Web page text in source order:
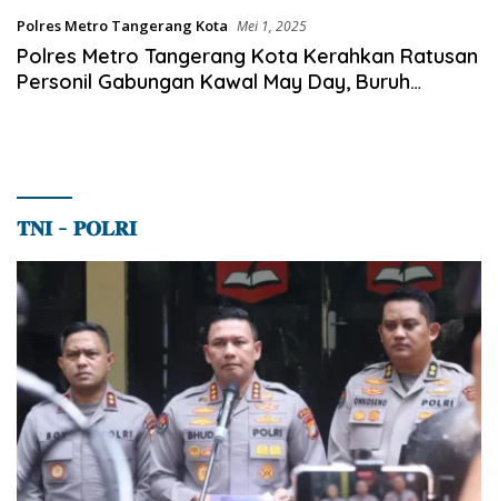
Polres Metro Tangerang Kota Mei 1, 2025
Polres Metro Tangerang Kota Kerahkan Ratusan
Personil Gabungan Kawal May Day, Buruh
𝐓𝐍𝐈 – 𝐏𝐎𝐋𝐑𝐈